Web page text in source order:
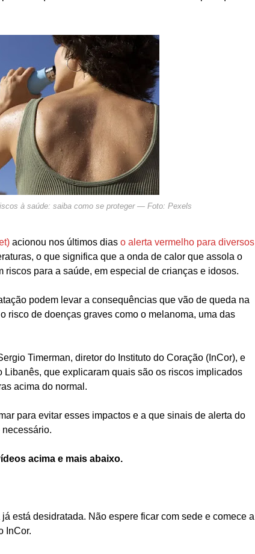
à saúde: saiba como se proteger — Foto: Pexels
acionou nos últimos dias o alerta vermelho para diversos
o que significa que a onda de calor que assola o
para a saúde, em especial de crianças e idosos.
podem levar a consequências que vão de queda na
risco de doenças graves como o melanoma, uma das
Timerman, diretor do Instituto do Coração (InCor), e
que explicaram quais são os riscos implicados
acima do normal.
para evitar esses impactos e a que sinais de alerta do
acima e mais abaixo.
está desidratada. Não espere ficar com sede e comece a
InCor.